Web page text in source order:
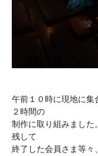
午前１０時に現地に集
２時間の
制作に取り組みました
残して
終了した会員さま等々